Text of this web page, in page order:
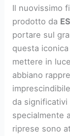
Il nuovissimo
prodotto da
portare sul
questa
mettere in
abbiano
da
specialmente
riprese sono